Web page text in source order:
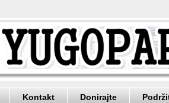
Kontakt Donirajte